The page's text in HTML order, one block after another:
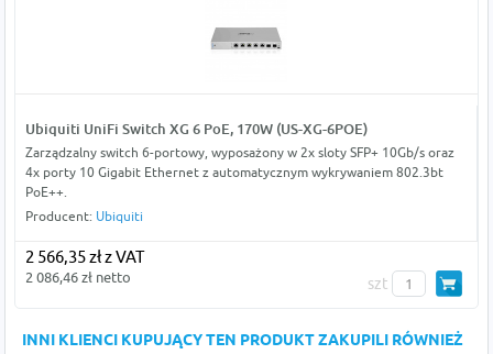
Ubiquiti UniFi Switch XG 6 PoE, 170W (US-XG-6POE)
Zarządzalny switch 6-portowy, wyposażony w 2x sloty SFP+ 10Gb/s oraz
4x porty 10 Gigabit Ethernet z automatycznym wykrywaniem 802.3bt
PoE++.
Producent: Ubiquiti
2 566,35 zł z VAT
2 086,46 zł netto szt
INNI KLIENCI KUPUJĄCY TEN PRODUKT ZAKUPILI RÓWNIEŻ